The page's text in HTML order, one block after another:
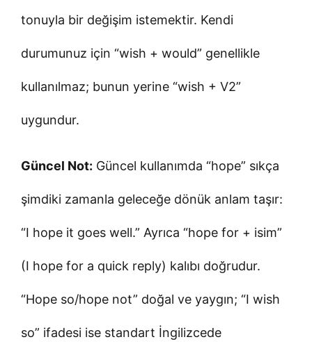
tonuyla bir değişim istemektir. Kendi
durumunuz için “wish + would” genellikle
kullanılmaz; bunun yerine “wish + V2”
uygundur.
Güncel Not: Güncel kullanımda “hope” sıkça
şimdiki zamanla geleceğe dönük anlam taşır:
“I hope it goes well.” Ayrıca “hope for + isim”
(I hope for a quick reply) kalıbı doğrudur.
“Hope so/hope not” doğal ve yaygın; “I wish
so” ifadesi ise standart İngilizcede